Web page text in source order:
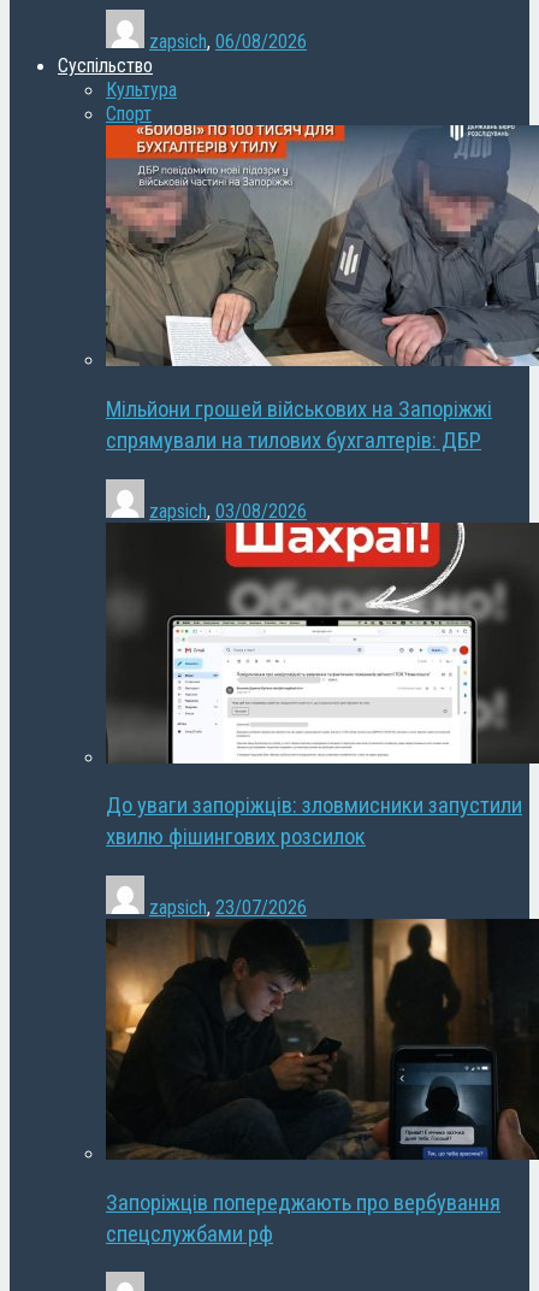
zapsich, 06/08/2026
Суспільство
Культура
Спорт
Мільйони грошей військових на Запоріжжі
спрямували на тилових бухгалтерів: ДБР
zapsich, 03/08/2026
До уваги запоріжців: зловмисники запустили
хвилю фішингових розсилок
zapsich, 23/07/2026
Запоріжців попереджають про вербування
спецслужбами рф